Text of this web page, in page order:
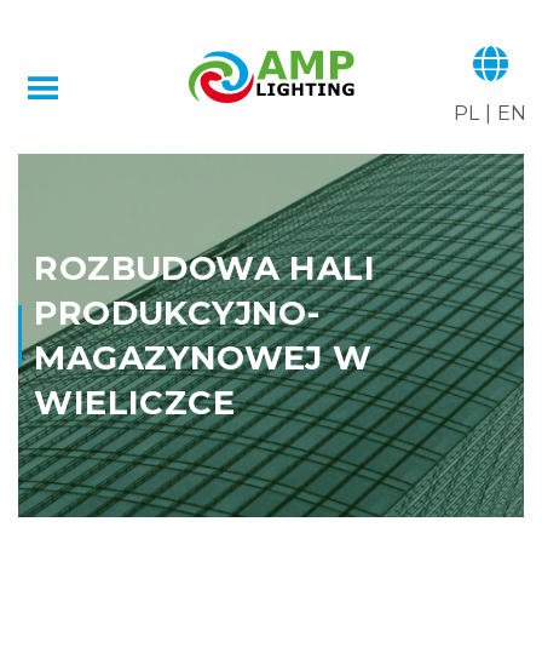
PL EN
ROZBUDOWA HALI
PRODUKCYJNO-
MAGAZYNOWEJ W
WIELICZCE